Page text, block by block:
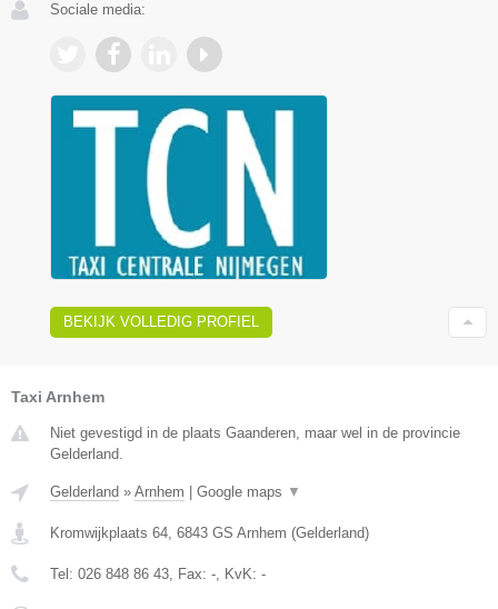
Sociale media:
BEKIJK VOLLEDIG PROFIEL
Taxi Arnhem
Niet gevestigd in de plaats Gaanderen, maar wel in de provincie
Gelderland.
Gelderland » Arnhem Google maps ▼
Kromwijkplaats 64 6843 GS Arnhem (Gelderland)
Tel: 026 848 86 43 , Fax: - , KvK: -